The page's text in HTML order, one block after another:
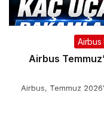
Airbus
Airbus
Airbus, Temmuz